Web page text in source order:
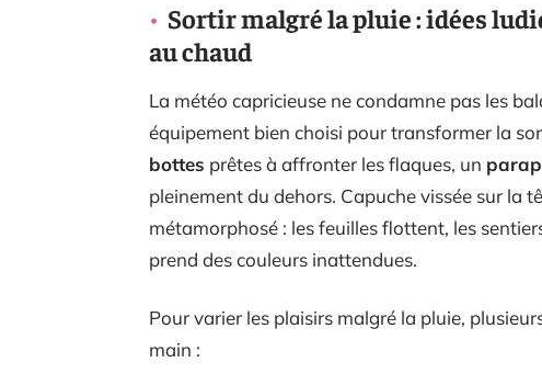
Sortir malgré la pluie : idées
au chaud
La météo capricieuse ne condamne pas les
équipement bien choisi pour transformer la
bottes prêtes à affronter les flaques, un
pleinement du dehors. Capuche vissée sur la
métamorphosé : les feuilles flottent, les
prend des couleurs inattendues.
Pour varier les plaisirs malgré la pluie,
main :